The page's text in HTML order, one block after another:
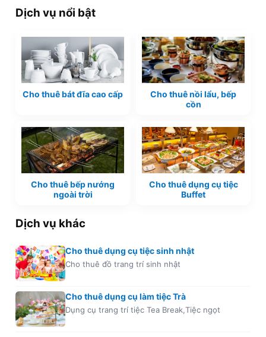
Dịch vụ nổi bật
Cho thuê bát đĩa cao cấp
Cho thuê nồi lẩu, bếp
cồn
Cho thuê bếp nướng
ngoài trời
Cho thuê dụng cụ tiệc
Buffet
Dịch vụ khác
Cho thuê dụng cụ tiệc sinh nhật
Cho thuê đồ trang trí sinh nhật
Cho thuê dụng cụ làm tiệc Trà
Dụng cụ trang trí tiệc Tea Break,Tiệc ngọt